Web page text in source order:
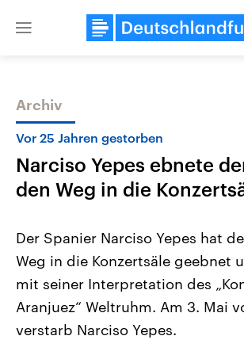
Close
Themen
Landtagswahl Sachsen-Anhalt
2026
Alle Informationen
Sachsen-Anhalt wählt am 6.
September 2026 einen neuen
Landtag. Seit 2021 wird das
USA
Archiv
Vor 25 Jahren gestorben
Narciso Yepes ebnete
den Weg in die
Der Spanier Narciso Yepes hat
Weg in die Konzertsäle geebnet
mit seiner Interpretation des
Aranjuez“ Weltruhm. Am 3. Mai
verstarb Narciso Yepes.